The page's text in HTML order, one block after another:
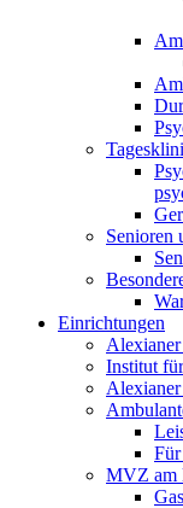
Senioren
Einrichtungen
Institut
Für
MVZ am